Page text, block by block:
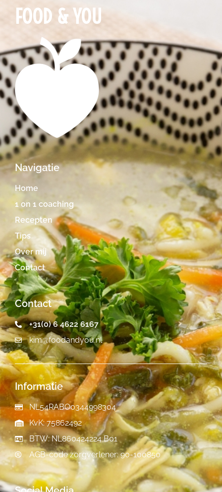
FOOD & YOU
Navigatie
Home
1 on 1 coaching
Recepten
Tips
Over mij
Contact
Contact
+31(0) 6 4622 6167
kim@foodandyou.nl
Informatie
NL54RABO0344998304
KvK: 75862492
BTW: NL860424224 B01
AGB-code zorgverlener: 90-100850